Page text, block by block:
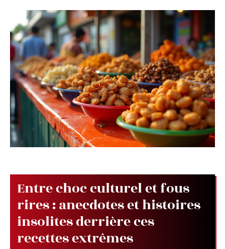
Entre choc culturel et fous
rires : anecdotes et histoires
insolites derrière ces
recettes extrêmes